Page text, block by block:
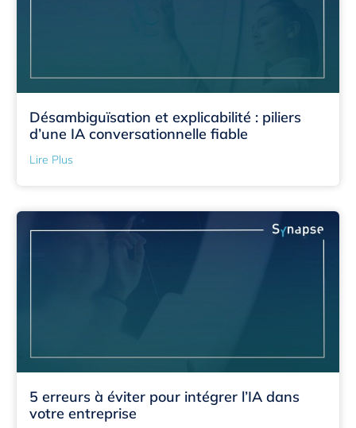
Désambiguïsation et explicabilité : piliers
d’une IA conversationnelle fiable
Lire Plus
5 erreurs à éviter pour intégrer l’IA dans
votre entreprise